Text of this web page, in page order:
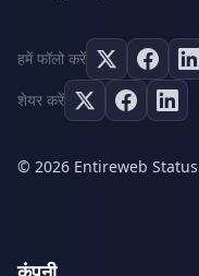
हमें फॉलो करें
शेयर करें
© 2026 Entireweb Status.